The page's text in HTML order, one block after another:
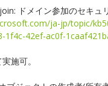
ドメイン参加のセキュ
ja-jp/topic/
1f4c-42ef-ac0f-
施可。